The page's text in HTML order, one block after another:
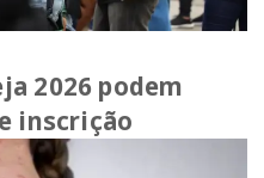
2026 podem
inscrição